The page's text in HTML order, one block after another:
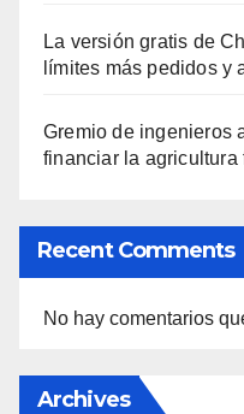
La versión gratis de
límites más pedidos y
Gremio de ingenieros
financiar la agricultura
Recent Comments
No hay comentarios
Archives